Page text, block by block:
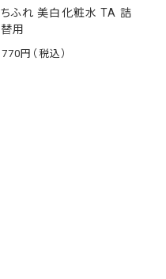
ちふれ 美白化粧水 TA 詰
替用
770